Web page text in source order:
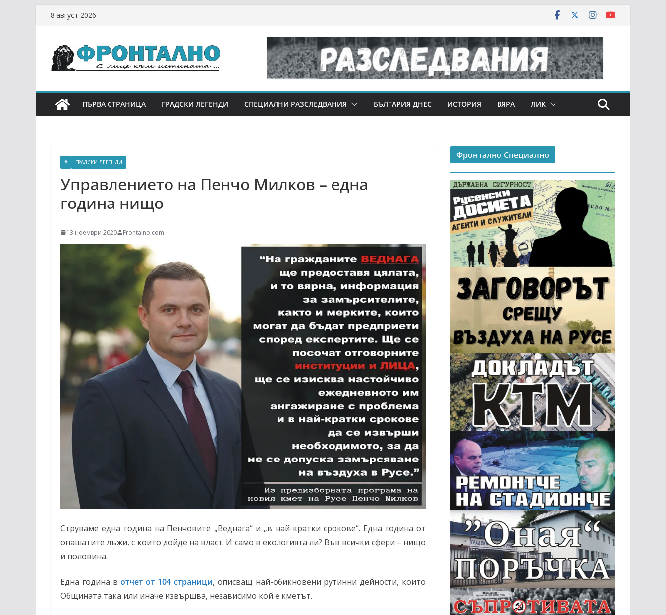
8 август 2026
ПЪРВА СТРАНИЦА ГРАДСКИ ЛЕГЕНДИ СПЕЦИАЛНИ РАЗСЛЕДВАНИЯ БЪЛГАРИЯ ДНЕС ИСТОРИЯ ВЯРА ЛИК
# ГРАДСКИ ЛЕГЕНДИ
Управлението на Пенчо Милков – една
година нищо
13 ноември 2020 Frontalno.com
Струваме една година на Пенчовите „Веднага“ и „в най-кратки срокове“. Една година от
опашатите лъжи, с които дойде на власт. И само в екологията ли? Във всички сфери – нищо
и половина.
Една година вотчет от 104 страници, описващ най-обикновени рутинни дейности, които
Общината така или иначе извършва, независимо кой е кметът.
Фронтално Специално